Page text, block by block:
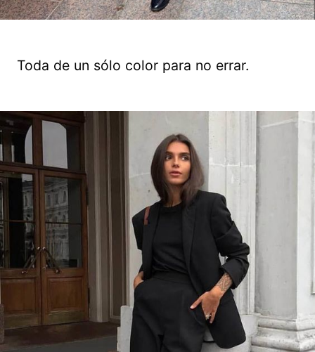
Toda de un sólo color para no errar.